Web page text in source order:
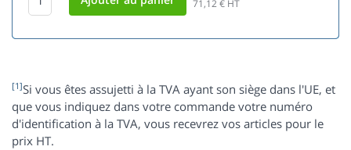
71,12€ HT
[1]Si vous êtes assujetti à la TVA ayant son siège dans l'UE, et
que vous indiquez dans votre commande votre numéro
d'identification à la TVA, vous recevrez vos articles pour le
prix HT.